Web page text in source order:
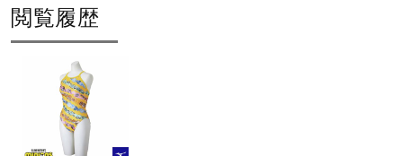
閲覧履歴